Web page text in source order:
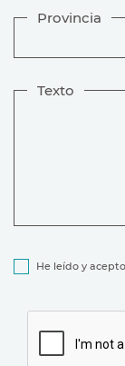
Provincia
Texto
He leído y